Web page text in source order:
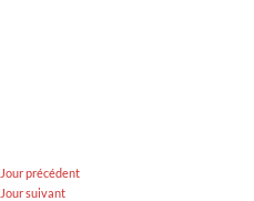
Jour précédent
Jour suivant